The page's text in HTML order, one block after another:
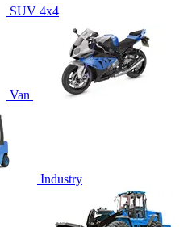
SUV 4x4
Van
Industry